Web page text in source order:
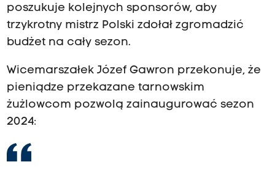
poszukuje kolejnych sponsorów, aby
trzykrotny mistrz Polski zdołał zgromadzić
budżet na cały sezon.
Wicemarszałek Józef Gawron przekonuje, że
pieniądze przekazane tarnowskim
żużlowcom pozwolą zainaugurować sezon
2024: